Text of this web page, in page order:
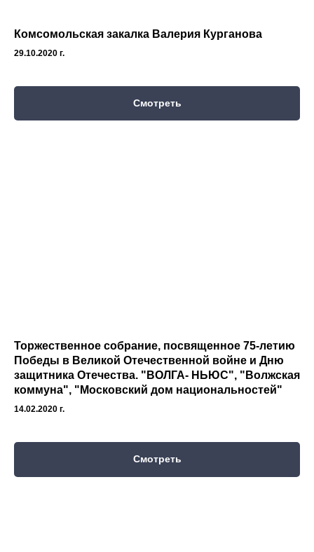
Комсомольская закалка Валерия Курганова
29.10.2020 г.
Смотреть
Торжественное собрание, посвященное 75-летию
Победы в Великой Отечественной войне и Дню
защитника Отечества. "ВОЛГА- НЬЮС", "Волжская
коммуна", " Московский дом национальностей"
14.02.2020 г.
Смотреть